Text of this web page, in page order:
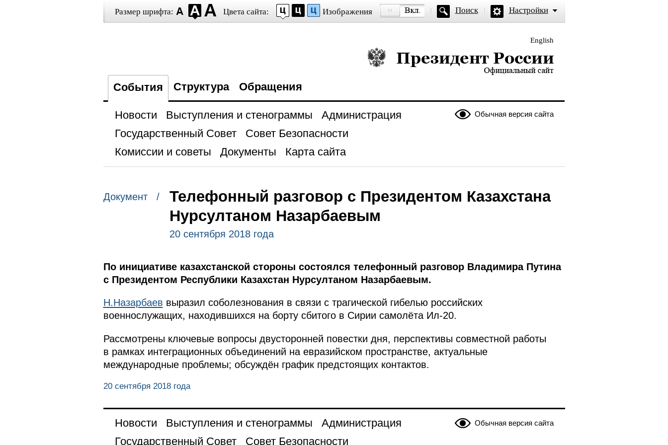
Размер шрифта: Цвета сайта: Изображения Поиск Настройки
English
Президент России — официальный сайт
События Структура Обращения
Обычная версия сайта
Новости Выступления и стенограммы
Администрация
Государственный Совет
Совет Безопасности
Комиссии и советы
Документы Карта сайта
Документ /
Телефонный разговор с Президентом Казахстана
Нурсултаном Назарбаевым
20 сентября 2018 года
По инициативе казахстанской стороны состоялся телефонный разговор Владимира Путина
с Президентом Республики Казахстан Нурсултаном Назарбаевым.
Н.Назарбаев выразил соболезнования в связи с трагической гибелью российских
военнослужащих, находившихся на борту сбитого в Сирии самолёта Ил-20.
Рассмотрены ключевые вопросы двусторонней повестки дня, перспективы совместной работы
в рамках интеграционных объединений на евразийском пространстве, актуальные
международные проблемы; обсуждён график предстоящих контактов.
20 сентября 2018 года
Обычная версия сайта
Новости Выступления и стенограммы
Администрация
Государственный Совет
Совет Безопасности